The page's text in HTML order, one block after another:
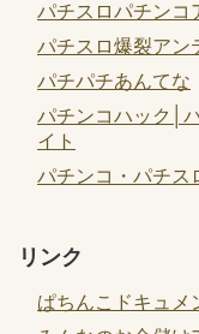
パチスロパチンコ
パチスロ爆裂アン
パチパチあんてな
パチンコハック│
イト
パチンコ・パチス
リンク
ぱちんこドキュメ